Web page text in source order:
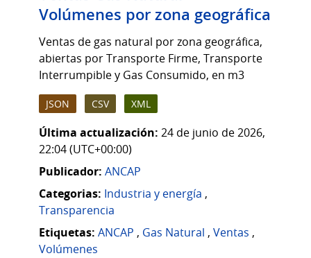
Volúmenes por zona geográfica
Ventas de gas natural por zona geográfica,
abiertas por Transporte Firme, Transporte
Interrumpible y Gas Consumido, en m3
JSON CSV XML
Última actualización: 24 de junio de 2026,
22:04 (UTC+00:00)
Publicador: ANCAP
Categorias: Industria y energía ,
Transparencia
Etiquetas: ANCAP , Gas Natural , Ventas ,
Volúmenes